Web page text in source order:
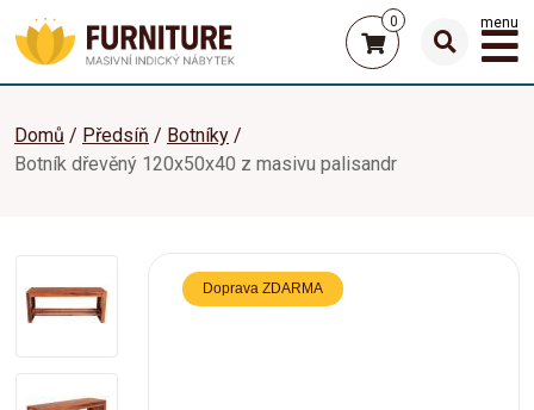
0 menu
Domů Předsíň
Botníky
Botník dřevěný 120x50x40 z masivu palisandr
Doprava ZDARMA